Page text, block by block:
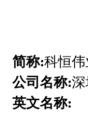
简称:科恒
公司名称:
英文名称: